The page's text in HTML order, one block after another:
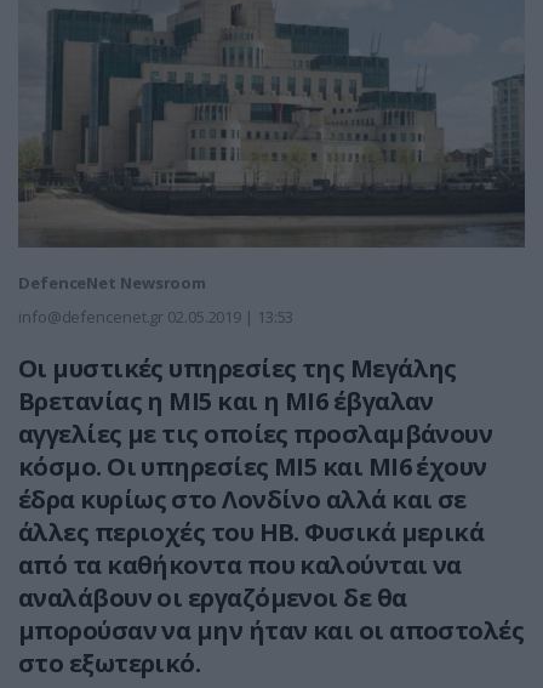
DefenceNet Newsroom
info@defencenet.gr 02.05.2019 | 13:53
Οι μυστικές υπηρεσίες της Μεγάλης
Βρετανίας η ΜΙ5 και η ΜΙ6 έβγαλαν
αγγελίες με τις οποίες προσλαμβάνουν
κόσμο. Οι υπηρεσίες ΜΙ5 και ΜΙ6 έχουν
έδρα κυρίως στο Λονδίνο αλλά και σε
άλλες περιοχές του ΗΒ. Φυσικά μερικά
από τα καθήκοντα που καλούνται να
αναλάβουν οι εργαζόμενοι δε θα
μπορούσαν να μην ήταν και οι αποστολές
στο εξωτερικό.